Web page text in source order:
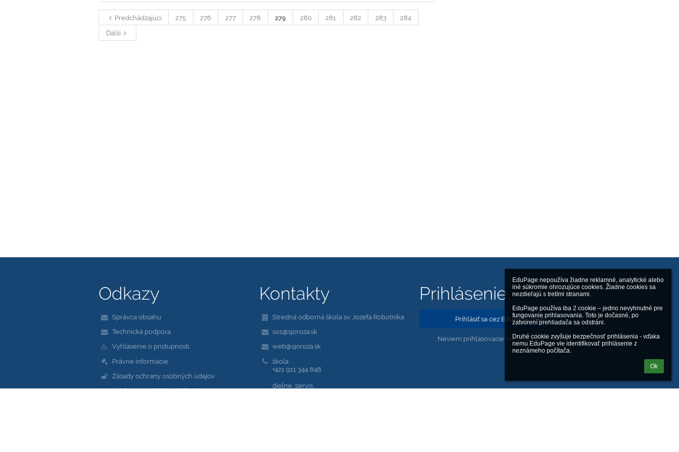
EduPage nepoužíva žiadne reklamné, analytické alebo
iné súkromie ohrozujúce cookies. Žiadne cookies sa
nezdieľajú s tretími stranami.
EduPage používa iba 2 cookie – jedno nevyhnutné pre
fungovanie prihlasovania. Toto je dočasné, po
zatvorení prehliadača sa odstráni.
Druhé cookie zvyšuje bezpečnosť prihlásenia - vďaka
nemu EduPage vie identifikovať prihlásenie z
neznámeho počítača.
Ok
Predchádzajúci 275 276 277 278 279 280 281 282 283
284
Ďalší
Odkazy
Správca obsahu
Technická podpora
Vyhlásenie o prístupnosti
Právne informácie
Zásady ochrany osobných údajov
Údaje o prevádzkovateľovi
Kontakty
Stredná odborná škola sv. Jozefa Robotníka
sos@sjoroza.sk
web@sjoroza.sk
škola:
+421 911 344 848
dielne, servis:
Prihlásenie
Prihlásiť sa cez EduPage účet
Neviem prihlasovacie meno alebo heslo